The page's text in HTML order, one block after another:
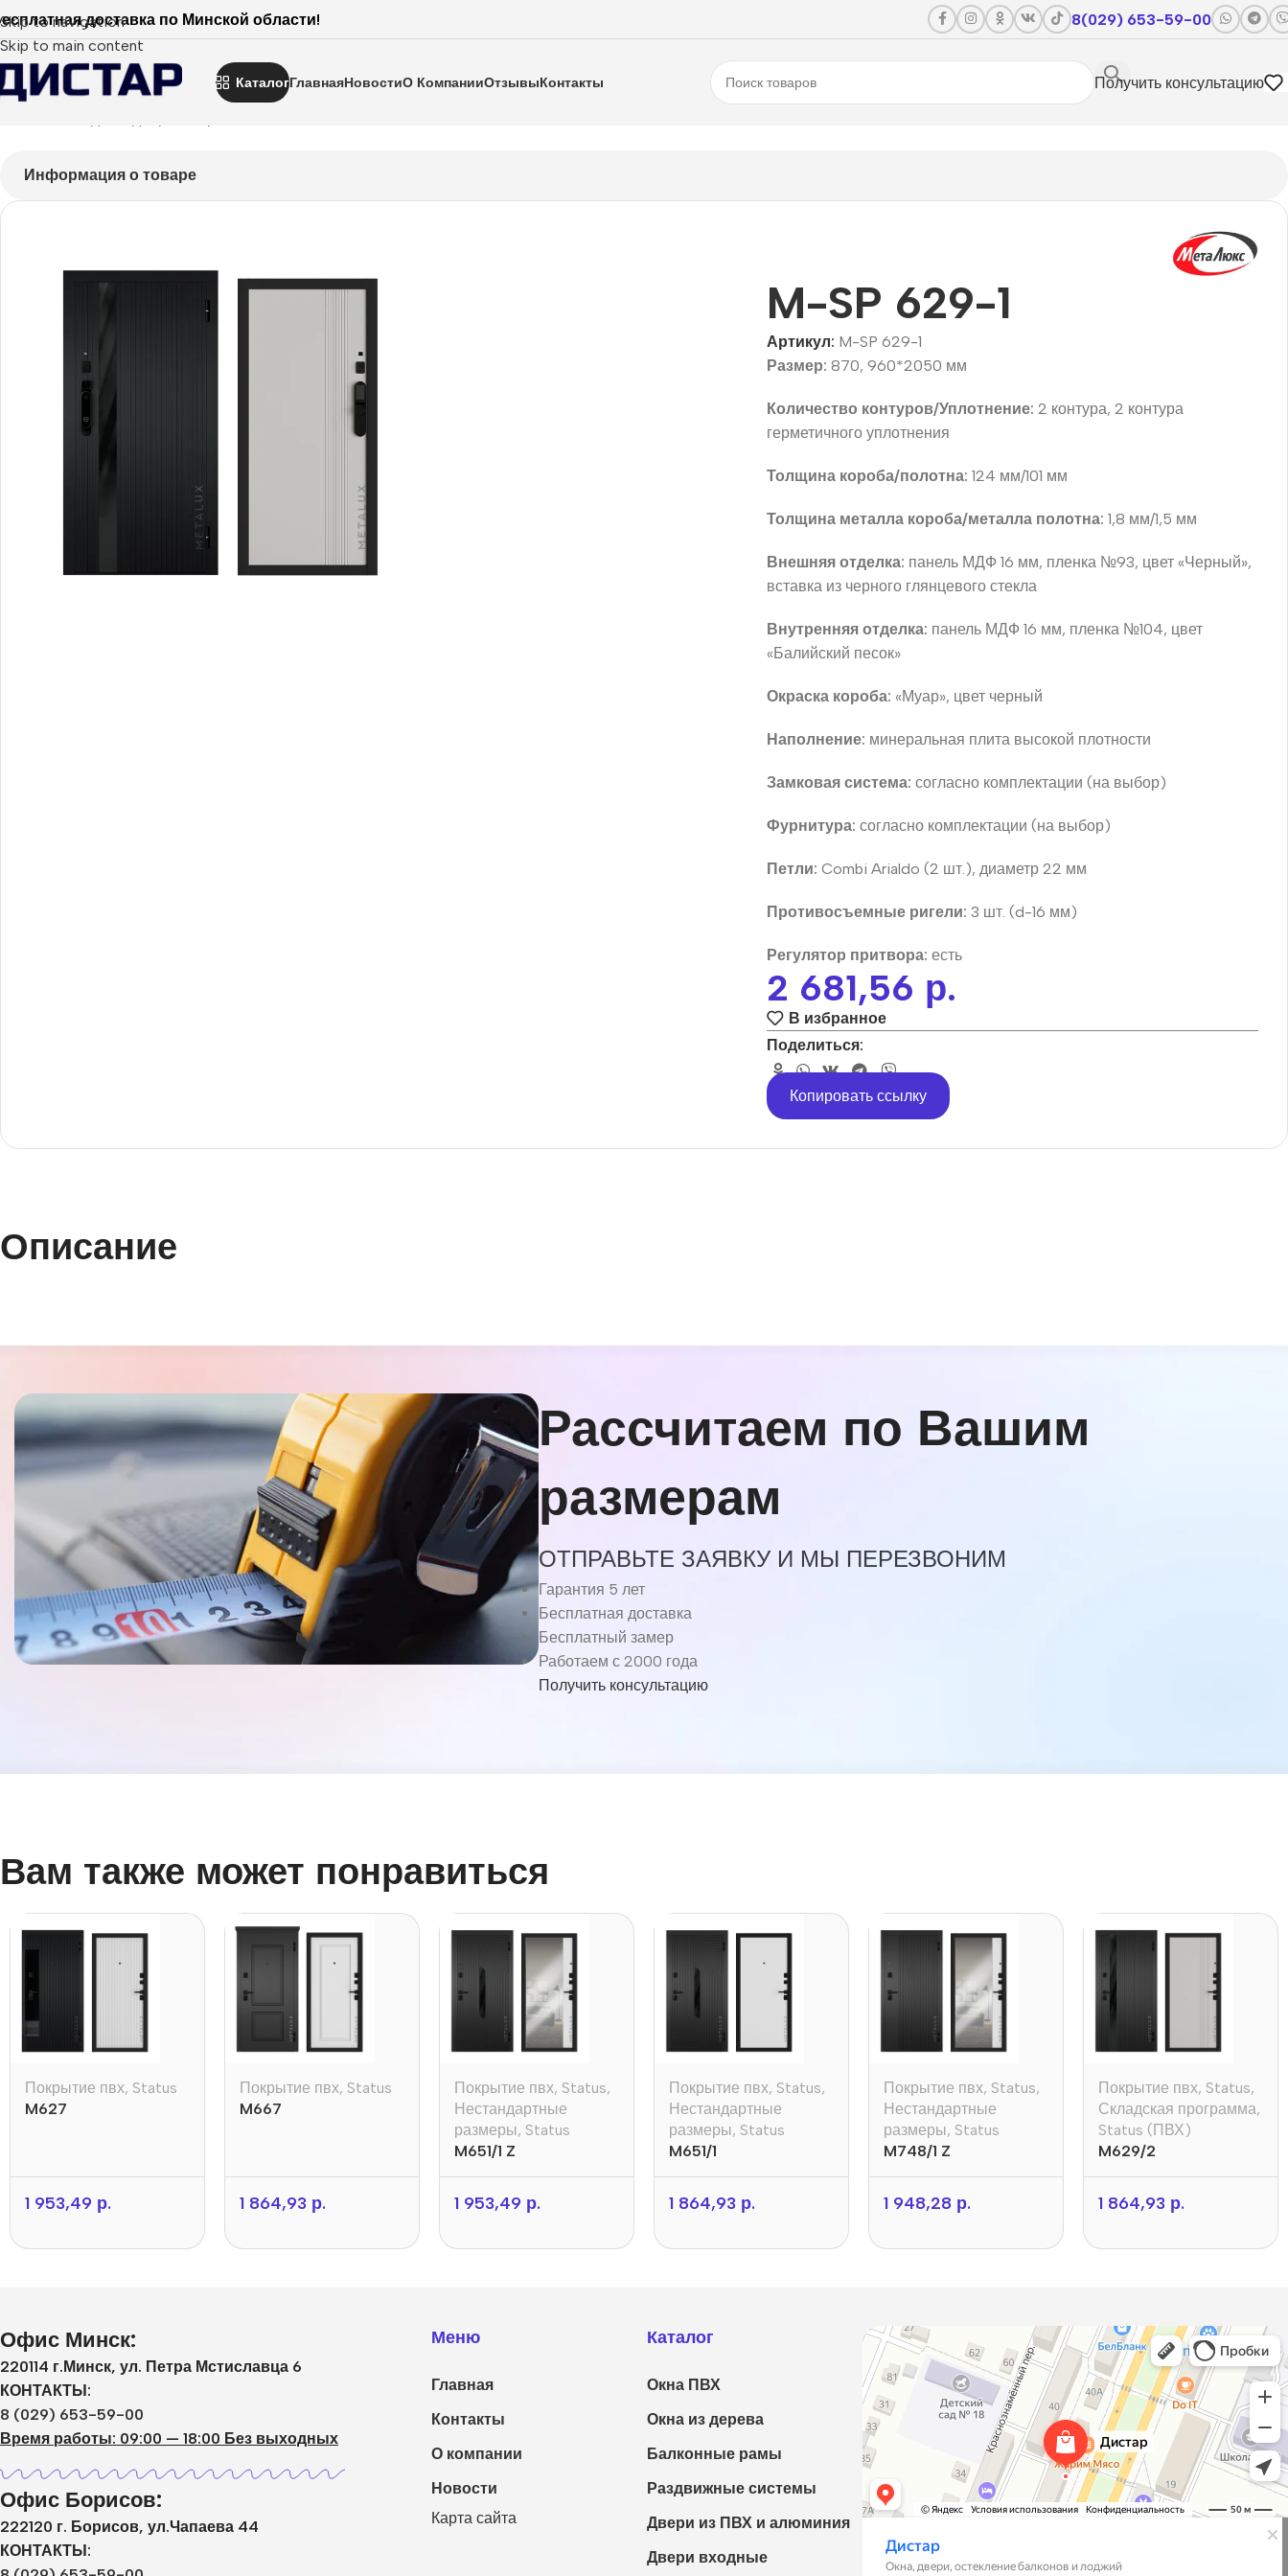
Skip to navigation
Skip to main content
доставка по Минской области! 8(029) 653-59-00
КаталогГлавнаяНовостиО КомпанииОтзывыКонтакты
Получить консультацию
Информация о товаре
M-SP 629-1
Артикул: M-SP 629-1
Размер: 870, 960*2050 мм
Количество контуров/Уплотнение: 2 контура, 2 контура
герметичного уплотнения
Толщина короба/полотна:124 мм/101 мм
Толщина металла короба/металла полотна: 1,8 мм/1,5 мм
Внешняя отделка: панель МДФ 16 мм, пленка №93, цвет «Черный»,
вставка из черного глянцевого стекла
Внутренняя отделка: панель МДФ 16 мм, пленка №104, цвет
«Балийский песок»
Окраска короба: «Муар», цвет черный
Наполнение: минеральная плита высокой плотности
Замковая система: согласно комплектации (на выбор)
Фурнитура: согласно комплектации (на выбор)
Петли: Combi Arialdo (2 шт.), диаметр 22 мм
Противосъемные ригели: 3 шт. (d-16 мм)
Регулятор притвора: есть
2 681,56 р.
В избранное
Поделиться:
Копировать ссылку
Описание
Рассчитаем по Вашим
размерам
ОТПРАВЬТЕ ЗАЯВКУ И МЫ ПЕРЕЗВОНИМ
Гарантия 5 лет
Бесплатная доставка
Бесплатный замер
Работаем с 2000 года
Получить консультацию
Вам также может понравиться
Покрытие пвх, Status
M627
1 953,49 р.
Покрытие пвх, Status
M667
1 864,93 р.
Покрытие пвх, Status,
Нестандартные
размеры, Status
M651/1 Z
1 953,49 р.
Покрытие пвх, Status,
Нестандартные
размеры, Status
M651/1
1 864,93 р.
Покрытие пвх, Status,
Нестандартные
размеры, Status
M748/1 Z
1 948,28 р.
Покрытие пвх, Status,
Складская программа,
Status (ПВХ)
M629/2
1 864,93 р.
Офис Минск:
220114 г.Минск, ул. Петра Мстиславца 6
КОНТАКТЫ:
8 (029) 653-59-00
Время работы: 09:00 — 18:00 Без выходных
Офис Борисов:
222120 г. Борисов, ул.Чапаева 44
КОНТАКТЫ:
Меню
Главная
Контакты
О компании
Новости
Карта сайта
Каталог
Окна ПВХ
Окна из дерева
Балконные рамы
Раздвижные системы
Двери из ПВХ и алюминия
Двери входные
Дистар
Окна в Борисове
Двери в Борисове